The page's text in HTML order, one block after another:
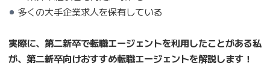
多くの大手企業求人を保有している
実際に、第二新卒で転職エージェントを利用したことがある私
が、第二新卒向けおすすめ転職エージェントを解説します！